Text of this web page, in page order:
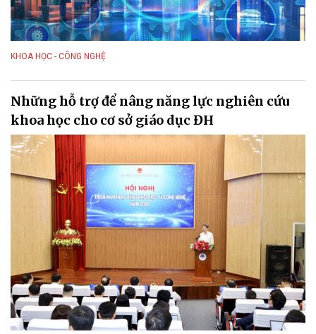
KHOA HỌC - CÔNG NGHỆ
Những hỗ trợ để nâng năng lực nghiên cứu
khoa học cho cơ sở giáo dục ĐH